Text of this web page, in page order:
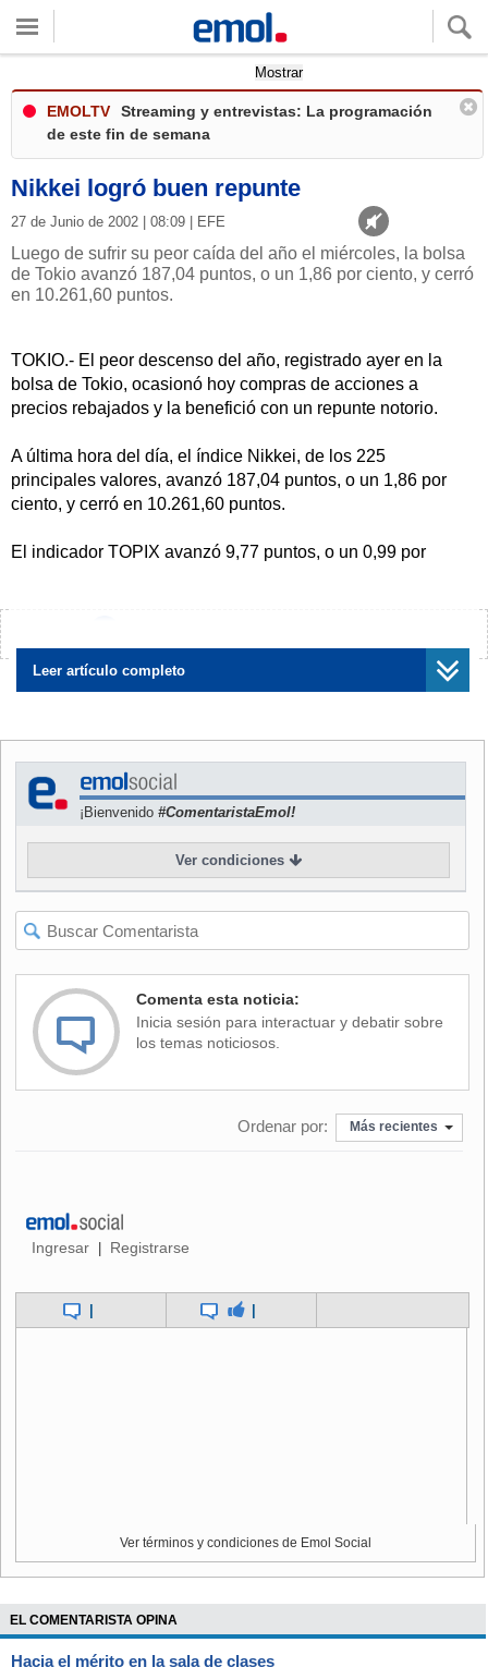
Mostrar
EMOLTV
Streaming y entrevistas: La programación
de este fin de semana
Nikkei logró buen repunte
27 de Junio de 2002 | 08:09 | EFE
Luego de sufrir su peor caída del año el miércoles, la bolsa
de Tokio avanzó 187,04 puntos, o un 1,86 por ciento, y cerró
en 10.261,60 puntos.
TOKIO.- El peor descenso del año, registrado ayer en la
bolsa de Tokio, ocasionó hoy compras de acciones a
precios rebajados y la benefició con un repunte notorio.
A última hora del día, el índice Nikkei, de los 225
principales valores, avanzó 187,04 puntos, o un 1,86 por
ciento, y cerró en 10.261,60 puntos.
El indicador TOPIX avanzó 9,77 puntos, o un 0,99 por
El volumen de negociaciones fue de 586,28 millones de
acciones, frente a los 675,34 millones de ayer. Los valores
contra 652, mientras que 181 valores repitieron cotización.
El descenso de más de 400 puntos ayer en el Nikkei, que lo
dejó al cierre en su peor nivel desde finales de febrero
pasado, se convirtió hoy en un incentivo de compras que
benefició los valores de casas de valores,
telecomunicaciones, alta tecnología e inmobiliarias.
La tendencia alcista del Nikkei, que hoy avanzó
provocado por el escándalo contable de la telefónica
estadounidense WorldCom.
Entre las firmas de alta tecnología destacaron los avances
además de Canon (+0,94%) y Kyocera (+2,8%).
(+2,30%), mientras que Mitsubishi retrocedió un 0,95 por
ciento.
En la banca, la noticia de que algunas entidades japonesas
de primer orden se verán afectadas por la eventual quiebra
Leer artículo completo
¡Bienvenido #ComentaristaEmol!
Ver condiciones
Comenta esta noticia:
Inicia sesión para interactuar y debatir sobre
los temas noticiosos.
Ordenar por: Más recientes
Ingresar Registrarse
Ver términos y condiciones de Emol Social
EL COMENTARISTA OPINA
Hacia el mérito en la sala de clases